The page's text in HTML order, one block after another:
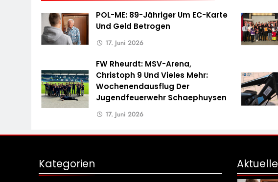
POL-ME: 89-Jähriger Um EC-Karte
Und Geld Betrogen
17. Juni 2026
FW Rheurdt: MSV-Arena,
Christoph 9 Und Vieles Mehr:
Wochenendausflug Der
Jugendfeuerwehr Schaephuysen
17. Juni 2026
Kategorien Aktuelle